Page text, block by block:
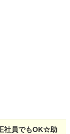
社員でもOK☆助